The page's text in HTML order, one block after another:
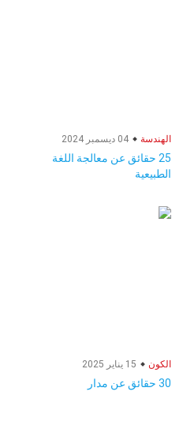
الهندسة
25 حقائق عن معالجة اللغة
الطبيعية
الكون
30 حقائق عن مدار